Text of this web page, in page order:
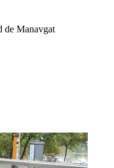
de Manavgat